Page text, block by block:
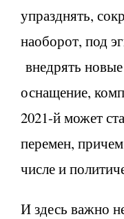
упразднять,
наоборот, под
внедрять
оснащение,
2021-й может
перемен,
числе и
И здесь важно